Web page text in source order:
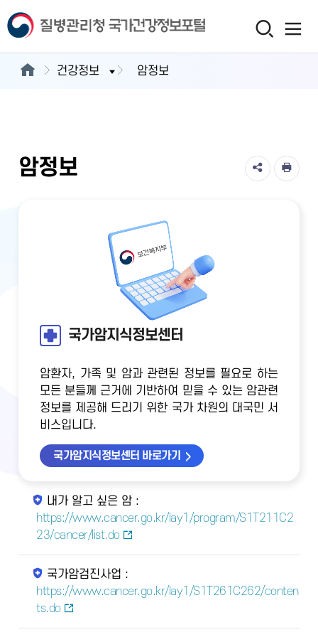
건강정보 암정보
암정보
국가암지식정보센터
암환자, 가족 및 암과 관련된 정보를 필요로 하는
모든 분들께 근거에 기반하여 믿을 수 있는 암관련
정보를 제공해 드리기 위한 국가 차원의 대국민 서
비스입니다.
국가암지식정보센터 바로가기
내가 알고 싶은 암 :
https://www.cancer.go.kr/lay1/program/S1T211C2
23/cancer/list.do
국가암검진사업 :
https://www.cancer.go.kr/lay1/S1T261C262/conten
ts.do